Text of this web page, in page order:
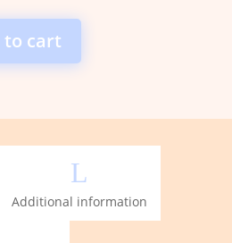
to cart
L
Additional information